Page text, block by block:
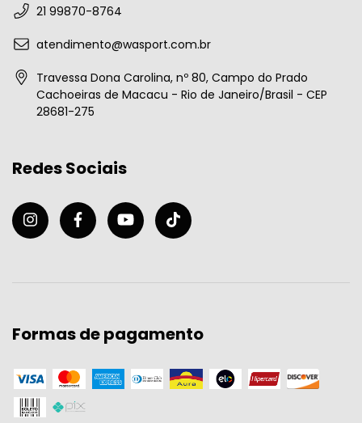
21 99870-8764
atendimento@wasport.com.br
Travessa Dona Carolina, nº 80, Campo do Prado
Cachoeiras de Macacu - Rio de Janeiro/Brasil - CEP
28681-275
Redes Sociais
Formas de pagamento